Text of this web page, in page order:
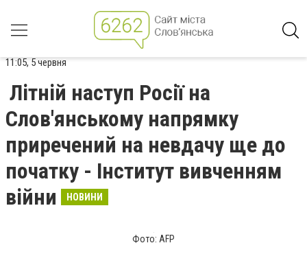
11:05, 5 червня
Літній наступ Росії на
Слов'янському напрямку
приречений на невдачу ще до
початку - Інститут вивченням
війни
НОВИНИ
Фото: AFP